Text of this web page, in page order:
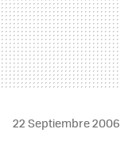
22 Septiembre 2006